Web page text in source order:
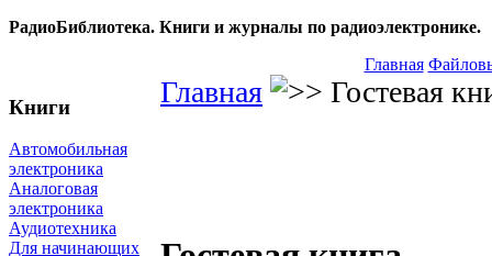
РадиоБиблиотека. Книги и журналы по радиоэлектронике.
Главная
Книги
Автомобильная
электроника
Аналоговая
электроника
Аудиотехника
Для начинающих
Главная Гостевая